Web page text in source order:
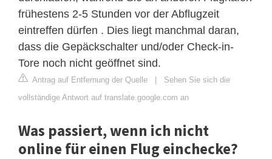
frühestens 2-5 Stunden vor der Abflugzeit
eintreffen dürfen . Dies liegt manchmal daran,
dass die Gepäckschalter und/oder Check-in-
Tore noch nicht geöffnet sind.
Antrag auf Entfernung der Quelle | Sehen Sie sich die
vollständige Antwort auf translate.google.com an
Was passiert, wenn ich nicht
online für einen Flug einchecke?